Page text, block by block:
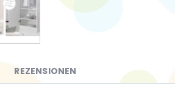
REZENSIONEN